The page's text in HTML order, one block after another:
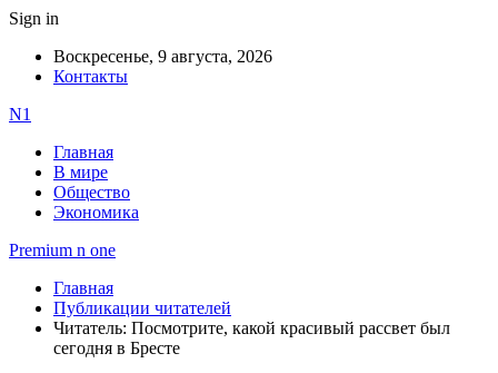
Sign in
Воскресенье, 9 августа, 2026
Контакты
N1
Главная
В мире
Общество
Экономика
Premium n one
Главная
Публикации читателей
Читатель: Посмотрите, какой красивый рассвет был
сегодня в Бресте